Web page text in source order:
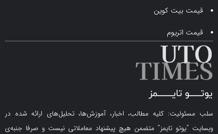
بیت کوین
کلیه مطالب، اخبار، آموزش‌ها، تحلیل‌های ارائه شده در
تایمز” متضمن هیچ پیشنهاد معاملاتی نیست و صرفا جنبه‌ی